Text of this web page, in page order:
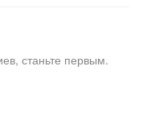
станьте первым.